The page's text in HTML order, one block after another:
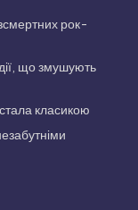
рок-
що змушують
класикою